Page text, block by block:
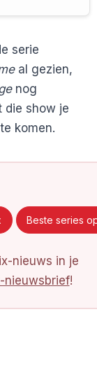
serie
al gezien,
nog
die show je
komen.
Beste series
nieuws in je
nieuwsbrief!